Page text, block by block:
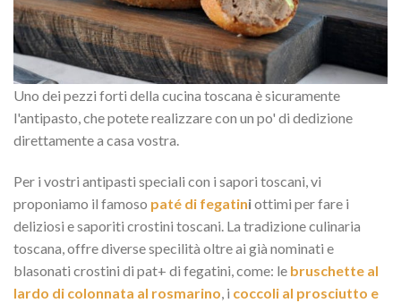
Uno dei pezzi forti della cucina toscana è sicuramente
l'antipasto, che potete realizzare con un po' di dedizione
direttamente a casa vostra.
Per i vostri antipasti speciali con i sapori toscani, vi
proponiamo il famoso paté di fegatiniottimi per fare i
deliziosi e saporiti crostini toscani. La tradizione culinaria
toscana, offre diverse specilità oltre ai già nominati e
blasonati crostini di pat+ di fegatini, come: le bruschette al
lardo di colonnata al rosmarino, i coccoli al prosciutto e